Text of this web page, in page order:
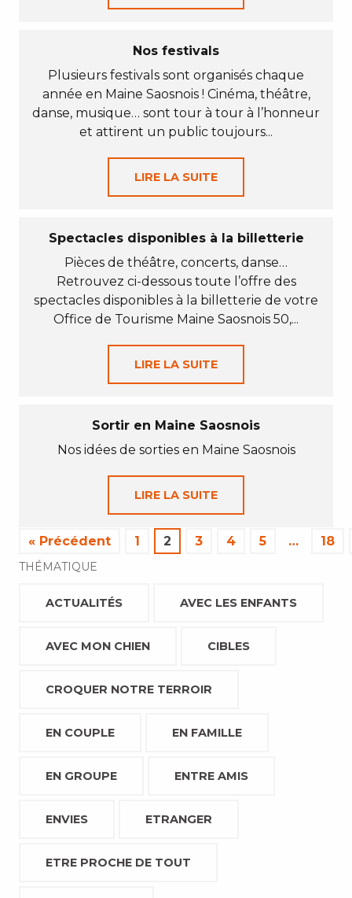
Nos festivals
Plusieurs festivals sont organisés chaque
année en Maine Saosnois ! Cinéma, théâtre,
danse, musique… sont tour à tour à l’honneur
et attirent un public toujours...
LIRE LA SUITE
Spectacles disponibles à la billetterie
Pièces de théâtre, concerts, danse…
Retrouvez ci-dessous toute l’offre des
spectacles disponibles à la billetterie de votre
Office de Tourisme Maine Saosnois 50,...
LIRE LA SUITE
Sortir en Maine Saosnois
Nos idées de sorties en Maine Saosnois
LIRE LA SUITE
« Précédent 1 2 3 4 5 … 18
THÉMATIQUE
ACTUALITÉS AVEC LES ENFANTS
AVEC MON CHIEN CIBLES
CROQUER NOTRE TERROIR
EN COUPLE EN FAMILLE
EN GROUPE ENTRE AMIS
ENVIES ETRANGER
ETRE PROCHE DE TOUT